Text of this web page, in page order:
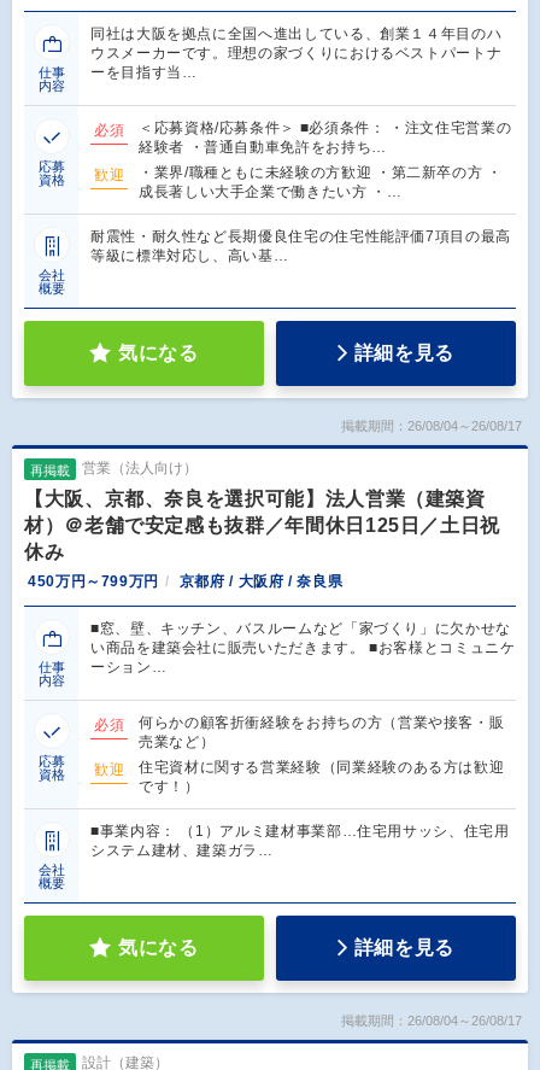
仕事
内容
同社は大阪を拠点に全国へ進出している、創業１４年目のハ
ウスメーカーです。理想の家づくりにおけるベストパートナ
ーを目指す当…
応募
資格
必須
＜応募資格/応募条件＞ ■必須条件： ・注文住宅営業の
経験者 ・普通自動車免許をお持ち…
歓迎
・業界/職種ともに未経験の方歓迎 ・第二新卒の方 ・
成長著しい大手企業で働きたい方 ・…
会社
概要
耐震性・耐久性など長期優良住宅の住宅性能評価7項目の最高
等級に標準対応し、高い基…
気になる 詳細を見る
掲載期間：26/08/04～26/08/17
再掲載 営業（法人向け）
【大阪、京都、奈良を選択可能】法人営業（建築資
材）＠老舗で安定感も抜群／年間休日125日／土日祝
休み
450万円～799万円 京都府 / 大阪府 / 奈良県
仕事
内容
■窓、壁、キッチン、バスルームなど「家づくり」に欠かせな
い商品を建築会社に販売いただきます。 ■お客様とコミュニケ
ーション…
応募
資格
必須
何らかの顧客折衝経験をお持ちの方（営業や接客・販
売業など）
歓迎
住宅資材に関する営業経験（同業経験のある方は歓迎
です！）
会社
概要
■事業内容： （1）アルミ建材事業部…住宅用サッシ、住宅用
システム建材、建築ガラ…
気になる 詳細を見る
掲載期間：26/08/04～26/08/17
再掲載 設計（建築）